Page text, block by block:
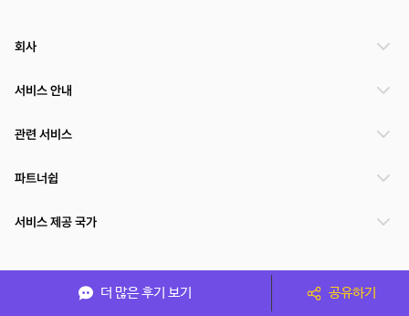
더 많은 후기 보기 공유하기
회사
서비스 안내
관련 서비스
파트너쉽
서비스 제공 국가
(주)NSPACE 사업자정보